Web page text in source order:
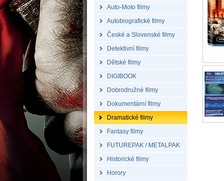
Auto-Moto filmy
Autobiografické filmy
České a Slovenské filmy
Detektivní filmy
Dětské filmy
DIGIBOOK
Dobrodružné filmy
Dokumentární filmy
Dramatické filmy
Fantasy filmy
FUTUREPAK / METALPAK
Historické filmy
Horory